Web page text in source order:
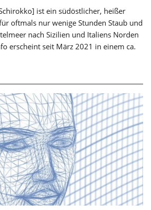
ist ein südöstlicher, heißer
oftmals nur wenige Stunden Staub und
nach Sizilien und Italiens Norden
erscheint seit März 2021 in einem ca.